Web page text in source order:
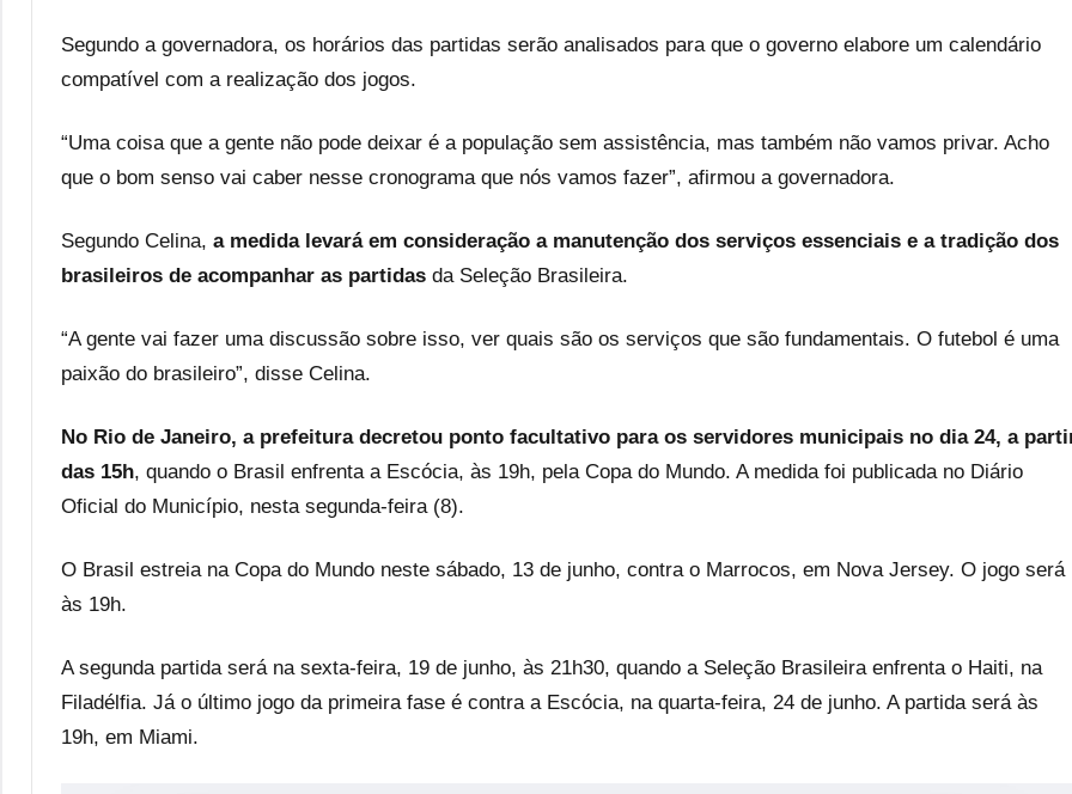
Segundo a governadora, os horários das partidas serão analisados para que o governo elabore um calendário
compatível com a realização dos jogos.
“Uma coisa que a gente não pode deixar é a população sem assistência, mas também não vamos privar. Acho
que o bom senso vai caber nesse cronograma que nós vamos fazer”, afirmou a governadora.
Segundo Celina, a medida levará em consideração a manutenção dos serviços essenciais e a tradição dos
brasileiros de acompanhar as partidas da Seleção Brasileira.
“A gente vai fazer uma discussão sobre isso, ver quais são os serviços que são fundamentais. O futebol é uma
paixão do brasileiro”, disse Celina.
No Rio de Janeiro, a prefeitura decretou ponto facultativo para os servidores municipais no dia 24, a
das 15h, quando o Brasil enfrenta a Escócia, às 19h, pela Copa do Mundo. A medida foi publicada no Diário
Oficial do Município, nesta segunda-feira (8).
O Brasil estreia na Copa do Mundo neste sábado, 13 de junho, contra o Marrocos, em Nova Jersey. O jogo será
às 19h.
A segunda partida será na sexta-feira, 19 de junho, às 21h30, quando a Seleção Brasileira enfrenta o Haiti, na
Filadélfia. Já o último jogo da primeira fase é contra a Escócia, na quarta-feira, 24 de junho. A partida será às
19h, em Miami.